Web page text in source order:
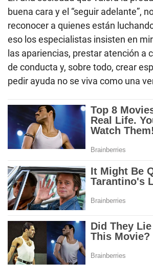
buena cara y el “seguir adelante”,
reconocer a quienes están
eso los especialistas insisten en
las apariencias, prestar atención a
de conducta y, sobre todo, crear
pedir ayuda no se viva como una